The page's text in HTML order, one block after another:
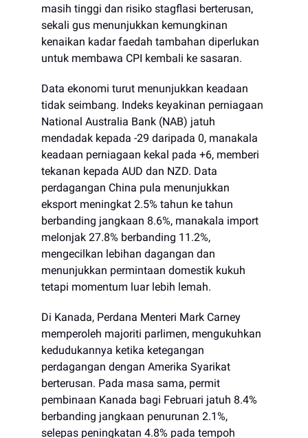
masih tinggi dan risiko stagflasi berterusan,
sekali gus menunjukkan kemungkinan
kenaikan kadar faedah tambahan diperlukan
untuk membawa CPI kembali ke sasaran.
Data ekonomi turut menunjukkan keadaan
tidak seimbang. Indeks keyakinan perniagaan
National Australia Bank (NAB) jatuh
mendadak kepada -29 daripada 0, manakala
keadaan perniagaan kekal pada +6, memberi
tekanan kepada AUD dan NZD. Data
perdagangan China pula menunjukkan
eksport meningkat 2.5% tahun ke tahun
berbanding jangkaan 8.6%, manakala import
melonjak 27.8% berbanding 11.2%,
mengecilkan lebihan dagangan dan
menunjukkan permintaan domestik kukuh
tetapi momentum luar lebih lemah.
Di Kanada, Perdana Menteri Mark Carney
memperoleh majoriti parlimen, mengukuhkan
kedudukannya ketika ketegangan
perdagangan dengan Amerika Syarikat
berterusan. Pada masa sama, permit
pembinaan Kanada bagi Februari jatuh 8.4%
berbanding jangkaan penurunan 2.1%,
selepas peningkatan 4.8% pada tempoh